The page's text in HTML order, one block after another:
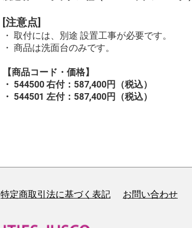
[注意点]
・ 取付には、別途 設置工事が必要です。
・ 商品は洗面台のみです。
【商品コード・価格】
・ 544500 右付：587,400円（税込）
・ 544501 左付：587,400円（税込）
特定商取引法に基づく表記 お問い合わせ